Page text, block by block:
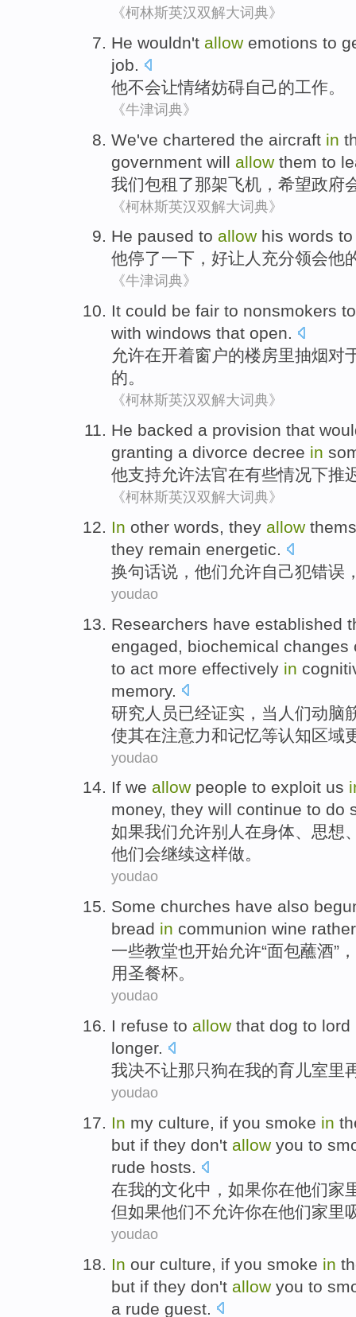
《柯林斯英汉双解大词典》
He wouldn't allow emotions to
job.
他不会让情绪妨碍自己的工作。
《牛津词典》
We've chartered the aircraft in
government will allow them to
我们包租了那架飞机， 希望政府
《柯林斯英汉双解大词典》
He paused to allow his words
他停了一下，好让 人充分领会他
《牛津词典》
It could be fair to nonsmokers
with windows that open.
允许在开着窗户的楼房里抽烟对
的。
《柯林斯英汉双解大词典》
He backed a provision that
granting a divorce decree in
他支持允许法官在有些情况下推
《柯林斯英汉双解大词典》
In other words, they allow
they remain energetic.
换句话说， 他们允许自己犯错误
youdao
Researchers have established
engaged
biochemical changes
to act more effectively in
memory.
研究人员已经证实 ， 当 人们动脑
使其在注意力和记忆等认知 区域
youdao
If we allow people to exploit us
money, they will continue to do
如果我们允许别人 在身体、 思想
他们会继续这样做。
youdao
Some churches have also
bread in communion wine rather
一些教堂也开始允许“面包蘸酒”，
用圣餐杯。
youdao
I refuse to allow that dog to
longer.
我决不让那只狗在我的育儿室里
youdao
In my culture, if you smoke in
but if they don't allow you to
rude hosts.
在我的文化中， 如果你在他们家
但如果他们不允许你在他们家里
youdao
In our culture if you smoke in
but if they don't allow you to
a rude guest